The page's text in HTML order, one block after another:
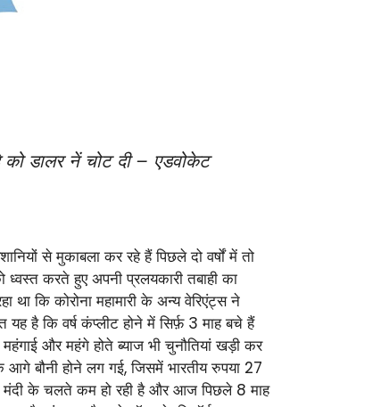
डालर नें चोट दी – एडवोकेट
से मुकाबला कर रहे हैं पिछले दो वर्षों में तो
ध्वस्त करते हुए अपनी प्रलयकारी तबाही का
कि कोरोना महामारी के अन्य वेरिएंट्स ने
है कि वर्ष कंप्लीट होने में सिर्फ़ 3 माह बचे हैं
और महंगे होते ब्याज भी चुनौतियां खड़ी कर
बौनी होने लग गई, जिसमें भारतीय रुपया 27
मंदी के चलते कम हो रही है और आज पिछले 8 माह